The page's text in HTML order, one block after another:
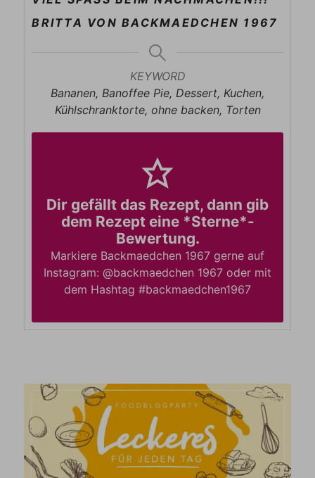
BRITTA VON BACKMAEDCHEN 1967
KEYWORD
Bananen, Banoffee Pie, Dessert, Kuchen,
Kühlschranktorte, ohne backen, Torten
Dir gefällt das Rezept, dann gib
dem Rezept eine *Sterne*-
Bewertung.
Markiere Backmaedchen 1967 gerne auf
Instagram: @backmaedchen 1967 oder mit
dem Hashtag #backmaedchen1967